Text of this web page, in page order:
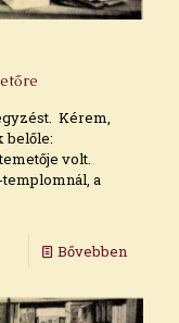
Kérem,
belőle:
volt.
a
Bővebben